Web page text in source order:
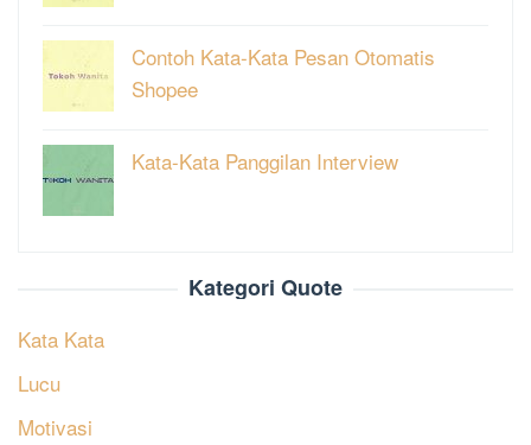
Contoh Kata-Kata Pesan Otomatis
Shopee
Kata-Kata Panggilan Interview
Kategori Quote
Kata Kata
Lucu
Motivasi